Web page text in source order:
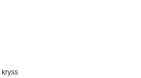
kryss